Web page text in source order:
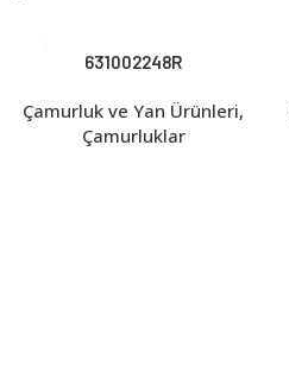
631002248R
Çamurluk ve Yan Ürünleri,
Çamurluklar